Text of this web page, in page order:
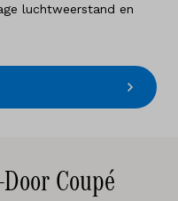
luchtweerstand en
Coupé